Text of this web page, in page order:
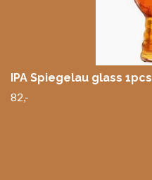
IPA Spiegelau glass 1pcs
82,-